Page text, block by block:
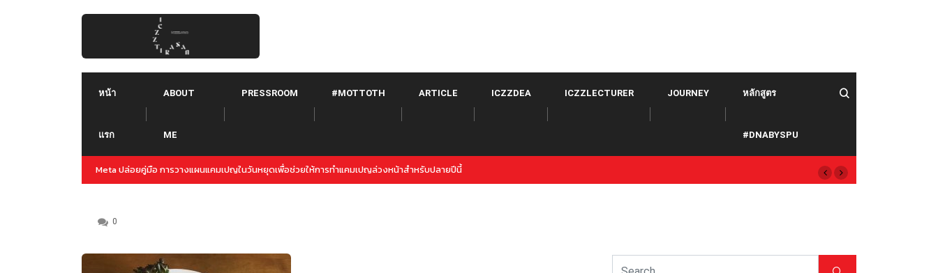
หน้า
แรก
ABOUT
ME
PRESSROOM #MOTTOTH ARTICLE ICZZDEA ICZZLECTURER JOURNEY หลักสูตร
#DNABYSPU
ล่วงหน้าสำหรับปลายปีนี้Threads คืออะไร ใช้ยังไง :: Threads คู่แข่งใหม่ของ Twitter จาก META เปิดตัวภายใต้
Instagram
0